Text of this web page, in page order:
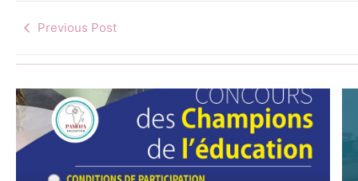
Previous Post